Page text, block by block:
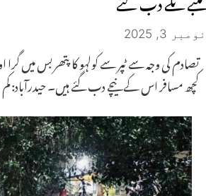
نومبر 3, 2025
تصادم کی وجہ سے ٹپر سے کولہو کا پتھر بس میں گرا
کچھ مسافر اس کے نیچے دب گئے ہیں۔ حیدرآباد: